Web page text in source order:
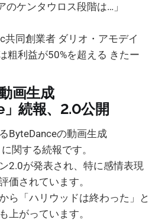
のケンタウロス段階は…」
共同創業者 ダリオ・アモデイ
粗利益が50%を超える きたー
画生成
続報、2.0公開
ByteDanceの動画生成
関する続報です。
2.0が発表され、特に感情表現
価されています。
ら「ハリウッドは終わった」と
上がっています。